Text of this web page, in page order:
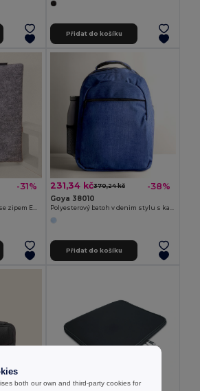
Přidat do košíku
-31%
Portfolio z 100% RPET látky se zipem EDDIE
231,34 kč370,24 kč -38%
Goya 38010
Polyesterový batoh v denim stylu s kapsou na laptop BITONE
Přidat do košíku
both our own and third-party cookies for